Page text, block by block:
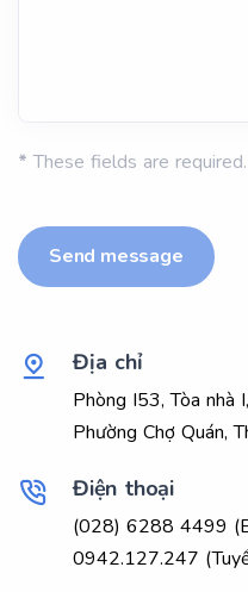
* These fields are required.
Địa chỉ
Phòng I53, Tòa nhà
Phường Chợ Quán,
Điện thoại
(028) 6288 4499
0942.127.247